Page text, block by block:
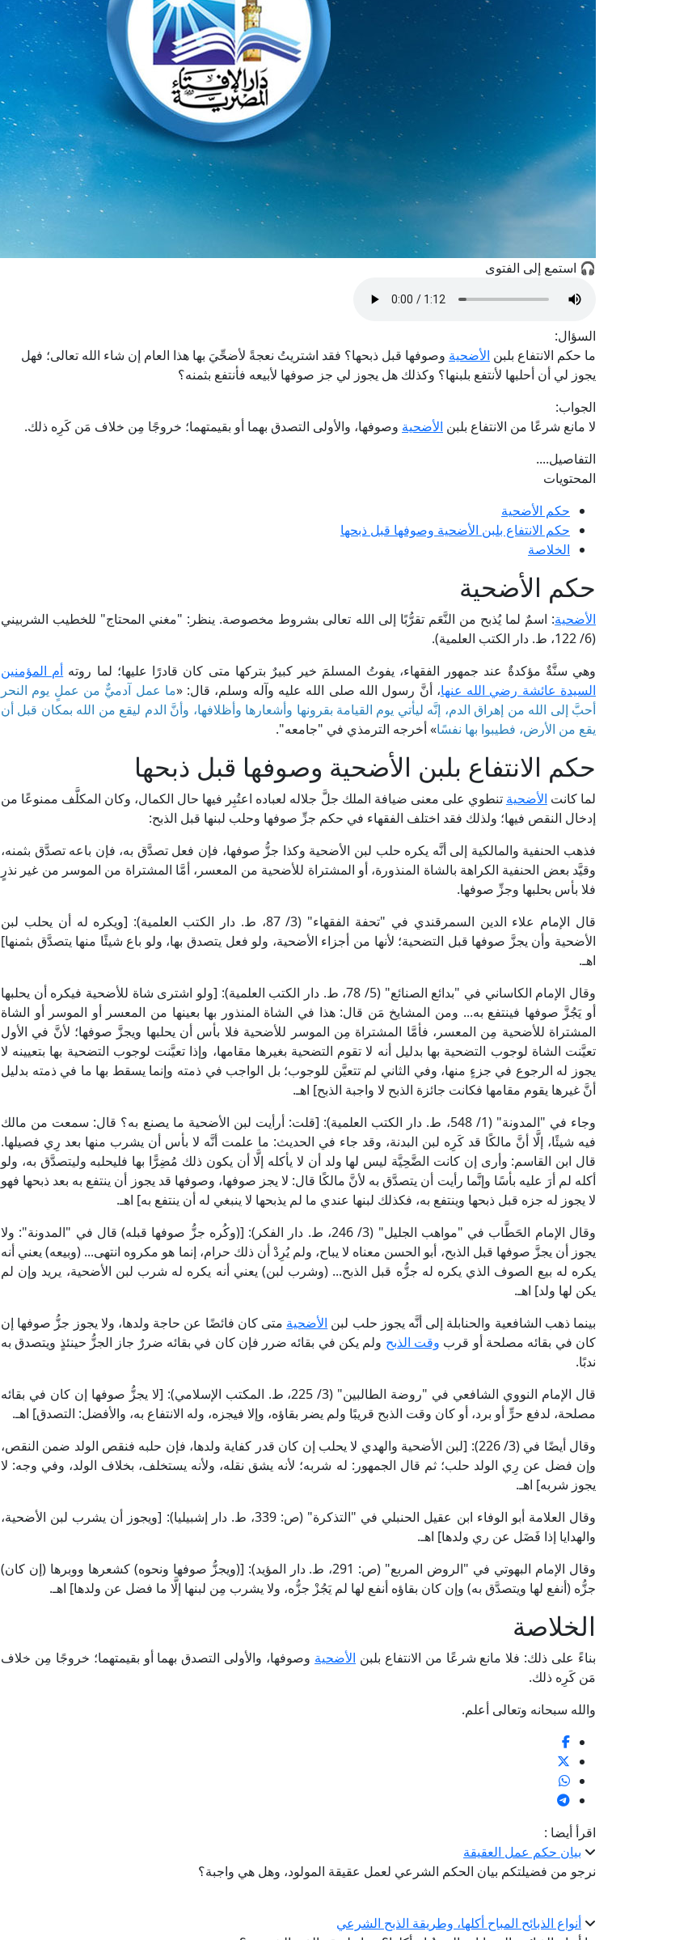
🎧 استمع إلى الفتوى
السؤال:
ما حكم الانتفاع بلبن الأضحية وصوفها قبل ذبحها؟ فقد اشتريتُ نعجةً لأضحِّيَ بها هذا العام إن شاء الله تعالى؛ فهل
يجوز لي أن أحلبها لأنتفع بلبنها؟ وكذلك هل يجوز لي جز صوفها لأبيعه فأنتفع بثمنه؟
الجواب:
لا مانع شرعًا من الانتفاع بلبن الأضحية وصوفها، والأولى التصدق بهما أو بقيمتهما؛ خروجًا مِن خلاف مَن كَرِه ذلك.
التفاصيل....
المحتويات
حكم الأضحية
حكم الانتفاع بلبن الأضحية وصوفها قبل ذبحها
الخلاصة
حكم الأضحية
الأضحية: اسمٌ لما يُذبح من النَّعَم تقرُّبًا إلى الله تعالى بشروط مخصوصة. ينظر: "مغني المحتاج" للخطيب الشربيني
(6/ 122، ط. دار الكتب العلمية).
وهي سنَّةٌ مؤكدةٌ عند جمهور الفقهاء، يفوتُ المسلمَ خير كبيرٌ بتركها متى كان قادرًا عليها؛ لما روته أم المؤمنين
السيدة عائشة رضي الله عنها، أنَّ رسول الله صلى الله عليه وآله وسلم، قال: «ما عمل آدميٌّ من عملٍ يوم النحر
أحبَّ إلى الله من إهراق الدم، إنَّه ليأتي يوم القيامة بقرونها وأشعارها وأظلافها، وأنَّ الدم ليقع من الله بمكان قبل أن
يقع من الأرض، فطيبوا بها نفسًا» أخرجه الترمذي في "جامعه".
حكم الانتفاع بلبن الأضحية وصوفها قبل ذبحها
لما كانت الأضحية تنطوي على معنى ضيافة الملك جلَّ جلاله لعباده اعتُبِر فيها حال الكمال، وكان المكلَّف ممنوعًا من
إدخال النقص فيها؛ ولذلك فقد اختلف الفقهاء في حكم جزِّ صوفها وحلب لبنها قبل الذبح:
فذهب الحنفية والمالكية إلى أنَّه يكره حلب لبن الأضحية وكذا جزُّ صوفها، فإن فعل تصدَّق به، فإن باعه تصدَّق بثمنه،
وقيَّد بعض الحنفية الكراهة بالشاة المنذورة، أو المشتراة للأضحية من المعسر، أمَّا المشتراة من الموسر من غير نذرٍ
فلا بأس بحلبها وجزِّ صوفها.
قال الإمام علاء الدين السمرقندي في "تحفة الفقهاء" (3/ 87، ط. دار الكتب العلمية): [ويكره له أن يحلب لبن
الأضحية وأن يجزَّ صوفها قبل التضحية؛ لأنها من أجزاء الأضحية، ولو فعل يتصدق بها، ولو باع شيئًا منها يتصدَّق بثمنها]
اهـ.
وقال الإمام الكاساني في "بدائع الصنائع" (5/ 78، ط. دار الكتب العلمية): [ولو اشترى شاة للأضحية فيكره أن يحلبها
أو يَجُزَّ صوفها فينتفع به... ومن المشايخ مَن قال: هذا في الشاة المنذور بها بعينها من المعسر أو الموسر أو الشاة
المشتراة للأضحية مِن المعسر، فأمَّا المشتراة مِن الموسر للأضحية فلا بأس أن يحلبها ويجزَّ صوفها؛ لأنَّ في الأول
تعيَّنت الشاة لوجوب التضحية بها بدليل أنه لا تقوم التضحية بغيرها مقامها، وإذا تعيَّنت لوجوب التضحية بها بتعيينه لا
يجوز له الرجوع في جزءٍ منها، وفي الثاني لم تتعيَّن للوجوب؛ بل الواجب في ذمته وإنما يسقط بها ما في ذمته بدليل
أنَّ غيرها يقوم مقامها فكانت جائزة الذبح لا واجبة الذبح] اهـ.
وجاء في "المدونة" (1/ 548، ط. دار الكتب العلمية): [قلت: أرأيت لبن الأضحية ما يصنع به؟ قال: سمعت من مالك
فيه شيئًا، إلَّا أنَّ مالكًا قد كَرِه لبن البدنة، وقد جاء في الحديث: ما علمت أنَّه لا بأس أن يشرب منها بعد رِي فصيلها.
قال ابن القاسم: وأرى إن كانت الضَّحِيَّة ليس لها ولد أن لا يأكله إلَّا أن يكون ذلك مُضِرًّا بها فليحلبه وليتصدَّق به، ولو
أكله لم أرَ عليه بأسًا وإنَّما رأيت أن يتصدَّق به لأنَّ مالكًا قال: لا يجز صوفها، وصوفها قد يجوز أن ينتفع به بعد ذبحها فهو
لا يجوز له جزه قبل ذبحها وينتفع به، فكذلك لبنها عندي ما لم يذبحها لا ينبغي له أن ينتفع به] اهـ.
وقال الإمام الحَطَّاب في "مواهب الجليل" (3/ 246، ط. دار الفكر): [(وكُره جزُّ صوفها قبله) قال في "المدونة": ولا
يجوز أن يجزَّ صوفها قبل الذبح، أبو الحسن معناه لا يباح، ولم يُرِدْ أن ذلك حرام، إنما هو مكروه انتهى... (وبيعه) يعني أنه
يكره له بيع الصوف الذي يكره له جزُّه قبل الذبح... (وشرب لبن) يعني أنه يكره له شرب لبن الأضحية، يريد وإن لم
يكن لها ولد] اهـ.
بينما ذهب الشافعية والحنابلة إلى أنَّه يجوز حلب لبن الأضحية متى كان فائضًا عن حاجة ولدها، ولا يجوز جزُّ صوفها إن
كان في بقائه مصلحة أو قرب وقت الذبح ولم يكن في بقائه ضرر فإن كان في بقائه ضررٌ جاز الجزُّ حينئذٍ ويتصدق به
ندبًا.
قال الإمام النووي الشافعي في "روضة الطالبين" (3/ 225، ط. المكتب الإسلامي): [لا يجزُّ صوفها إن كان في بقائه
مصلحة، لدفع حرٍّ أو برد، أو كان وقت الذبح قريبًا ولم يضر بقاؤه، وإلا فيجزه، وله الانتفاع به، والأفضل: التصدق] اهـ.
وقال أيضًا في (3/ 226): [لبن الأضحية والهدي لا يحلب إن كان قدر كفاية ولدها، فإن حلبه فنقص الولد ضمن النقص،
وإن فضل عن رِي الولد حلب؛ ثم قال الجمهور: له شربه؛ لأنه يشق نقله، ولأنه يستخلف، بخلاف الولد، وفي وجه: لا
يجوز شربه] اهـ.
وقال العلامة أبو الوفاء ابن عقيل الحنبلي في "التذكرة" (ص: 339، ط. دار إشبيليا): [ويجوز أن يشرب لبن الأضحية،
والهدايا إذا فَضَل عن ري ولدها] اهـ.
وقال الإمام البهوتي في "الروض المربع" (ص: 291، ط. دار المؤيد): [(ويجزُّ صوفها ونحوه) كشعرها ووبرها (إن كان)
جزُّه (أنفع لها ويتصدَّق به) وإن كان بقاؤه أنفع لها لم يَجُزْ جزُّه، ولا يشرب مِن لبنها إلَّا ما فضل عن ولدها] اهـ.
الخلاصة
بناءً على ذلك: فلا مانع شرعًا من الانتفاع بلبن الأضحية وصوفها، والأولى التصدق بهما أو بقيمتهما؛ خروجًا مِن خلاف
مَن كَرِه ذلك.
والله سبحانه وتعالى أعلم.
اقرأ أيضا :
بيان حكم عمل العقيقة
نرجو من فضيلتكم بيان الحكم الشرعي لعمل عقيقة المولود، وهل هي واجبة؟
أنواع الذبائح المباح أكلها، وطريقة الذبح الشرعي